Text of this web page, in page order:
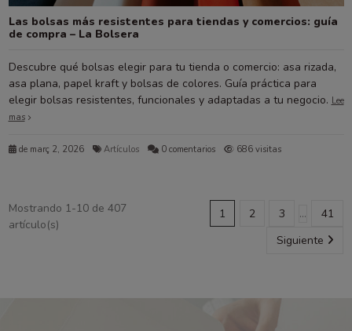
Las bolsas más resistentes para tiendas y comercios: guía
de compra – La Bolsera
Descubre qué bolsas elegir para tu tienda o comercio: asa rizada,
asa plana, papel kraft y bolsas de colores. Guía práctica para
elegir bolsas resistentes, funcionales y adaptadas a tu negocio. Lee
mas
de març 2, 2026 Artículos 0 comentarios 686 visitas
Mostrando 1-10 de 407
artículo(s)
1 2 3 …
41
Siguiente